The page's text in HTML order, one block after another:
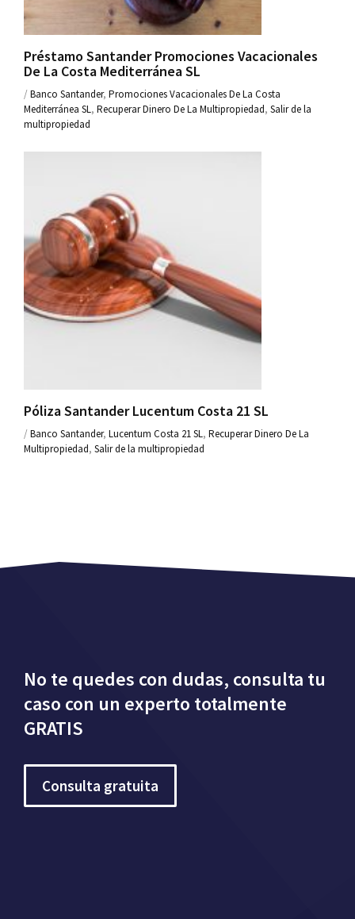
Préstamo Santander Promociones Vacacionales
De La Costa Mediterránea SL
/Banco Santander, Promociones Vacacionales De La Costa
Mediterránea SL, Recuperar Dinero De La Multipropiedad, Salir de la
multipropiedad
Póliza Santander Lucentum Costa 21 SL
/Banco Santander, Lucentum Costa 21 SL, Recuperar Dinero De La
Multipropiedad, Salir de la multipropiedad
No te quedes con dudas, consulta tu
caso con un experto totalmente
GRATIS
Consulta gratuita